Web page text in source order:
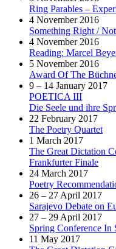
Ring Parables –
4 November 2016
Something Right /
4 November 2016
Reading: Marcel
5 November 2016
Award Of The
9 – 14 January 2017
POETICA III
Die Seele und ihre
22 February 2017
The Poetry Quartet
1 March 2017
The Great Dictation
Frankfurter Finale
24 March 2017
Poetry
26 – 27 April 2017
Sarajevo Debate on
27 – 29 April 2017
Spring Conference In
11 May 2017